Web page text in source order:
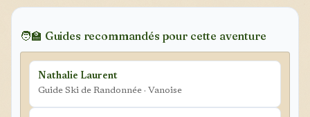
🧑‍🏫 Guides recommandés pour cette aventure
Nathalie Laurent
Guide Ski de Randonnée · Vanoise